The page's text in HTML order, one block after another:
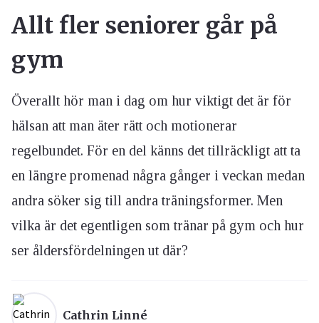
Allt fler seniorer går på
gym
Överallt hör man i dag om hur viktigt det är för
hälsan att man äter rätt och motionerar
regelbundet. För en del känns det tillräckligt att ta
en längre promenad några gånger i veckan medan
andra söker sig till andra träningsformer. Men
vilka är det egentligen som tränar på gym och hur
ser åldersfördelningen ut där?
Cathrin Linné